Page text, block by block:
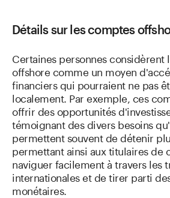
Détails sur les comptes
Certaines personnes considèrent
offshore comme un moyen
financiers qui pourraient ne pas
localement. Par exemple, ces
offrir des opportunités
témoignant des divers besoins
permettent souvent de détenir
permettant ainsi aux titulaires de
naviguer facilement à travers les
internationales et de tirer parti
monétaires.